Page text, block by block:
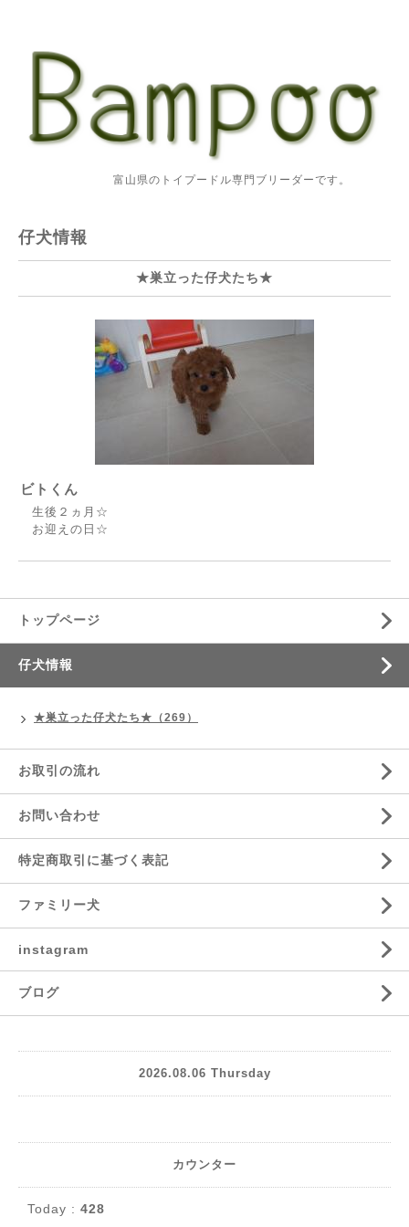
富山県のトイプードル専門ブリーダーです。
仔犬情報
★巣立った仔犬たち★
ビトくん
生後２ヵ月☆
お迎えの日☆
トップページ
仔犬情報
★巣立った仔犬たち★（269）
お取引の流れ
お問い合わせ
特定商取引に基づく表記
ファミリー犬
instagram
ブログ
2026.08.06 Thursday
カウンター
Today : 428